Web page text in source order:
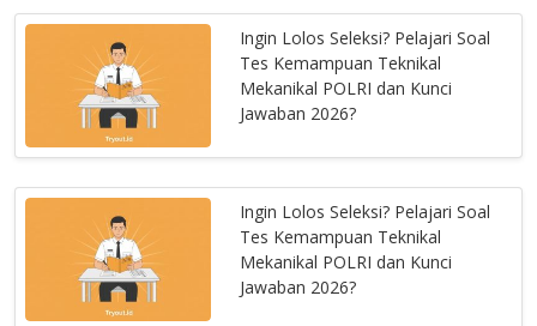
Ingin Lolos Seleksi? Pelajari Soal
Tes Kemampuan Teknikal
Mekanikal POLRI dan Kunci
Jawaban 2026?
Ingin Lolos Seleksi? Pelajari Soal
Tes Kemampuan Teknikal
Mekanikal POLRI dan Kunci
Jawaban 2026?